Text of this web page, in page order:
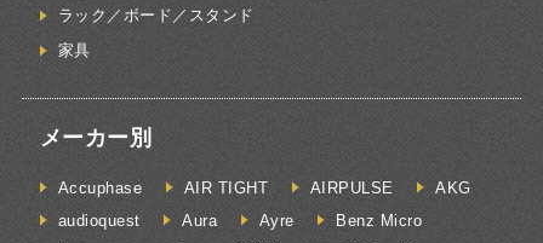
ラック／ボード／スタンド
家具
メーカー別
Accuphase AIR TIGHT AIRPULSE
AKG
audioquest
Aura Ayre
Benz Micro